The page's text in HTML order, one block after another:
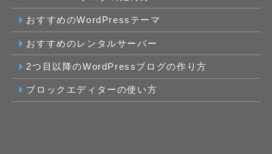
おすすめのWordPressテーマ
おすすめのレンタルサーバー
2つ目以降のWordPressブログの作り方
ブロックエディターの使い方